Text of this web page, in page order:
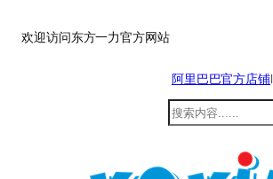
至欢迎访问东方一力官方网站
阿里巴巴官方店铺|
搜
索